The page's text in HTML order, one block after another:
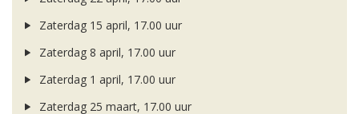
Zaterdag 15 april, 17.00 uur
Zaterdag 8 april, 17.00 uur
Zaterdag 1 april, 17.00 uur
Zaterdag 25 maart, 17.00 uur